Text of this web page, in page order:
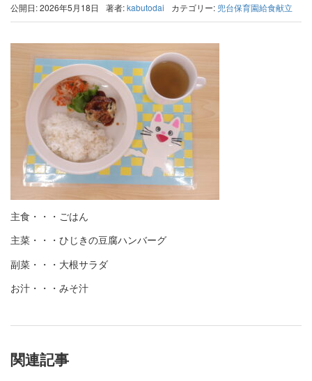
公開日: 2026年5月18日 著者:kabutodai カテゴリー: 兜台保育園給食献立
主食・・・ごはん
主菜・・・ひじきの豆腐ハンバーグ
副菜・・・大根サラダ
お汁・・・みそ汁
関連記事